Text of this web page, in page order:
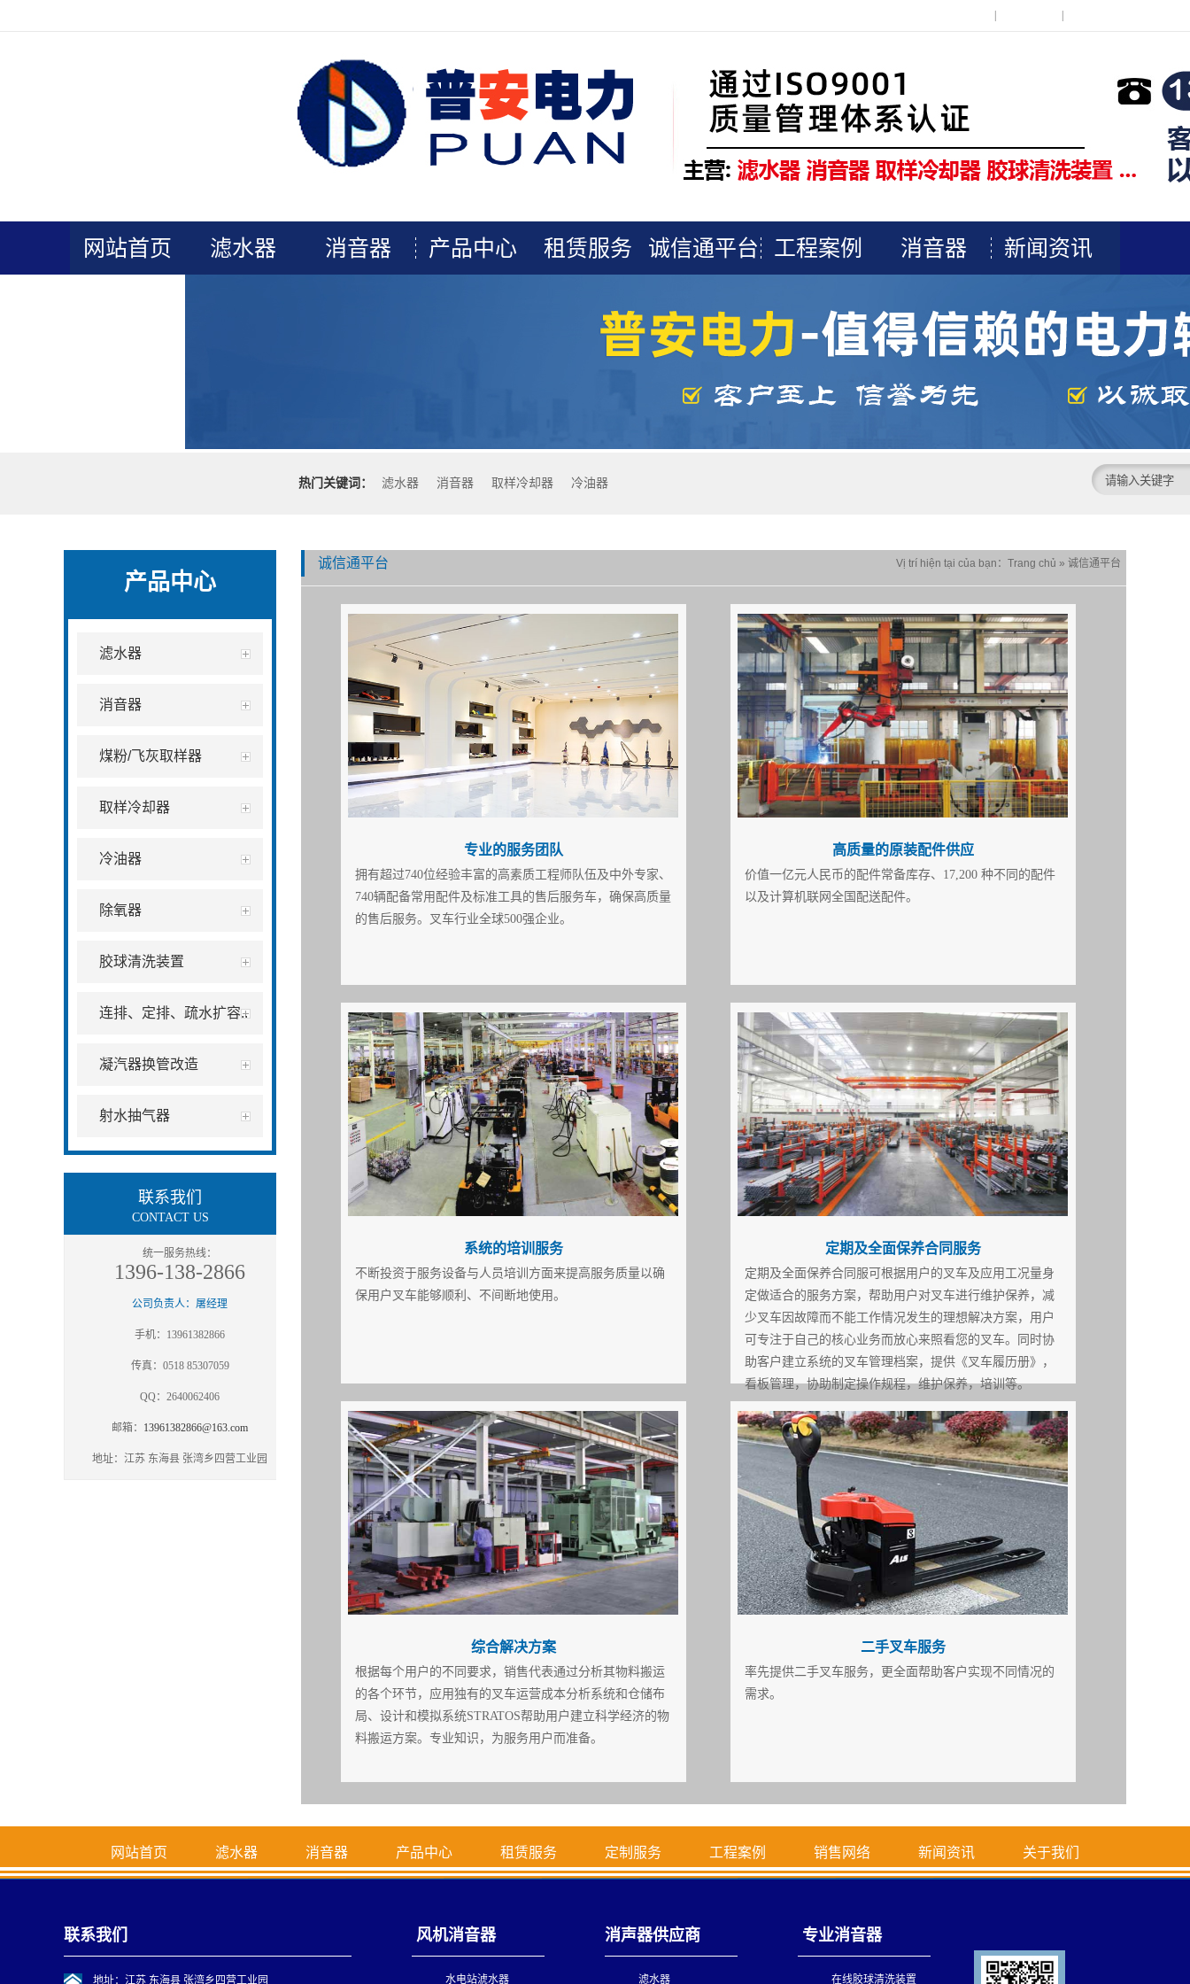
网站首页 滤水器 消音器 产品中心 租赁服务 诚信通平台 工程案例 消音器 新闻资讯
热门关键词： 滤水器 消音器 取样冷却器 冷油器
产品中心
滤水器
消音器
煤粉/飞灰取样器
取样冷却器
冷油器
除氧器
胶球清洗装置
连排、定排、疏水扩容..
凝汽器换管改造
射水抽气器
联系我们
CONTACT US
统一服务热线：
1396-138-2866
公司负责人：屠经理
手机：13961382866
传真：0518 85307059
QQ：2640062406
邮箱： 13961382866@163.com
地址：江苏 东海县 张湾乡四营工业园
诚信通平台 Vị trí hiện tại của bạn： Trang chủ » 诚信通平台
专业的服务团队
拥有超过740位经验丰富的高素质工程师队伍及中外专家、
740辆配备常用配件及标准工具的售后服务车，确保高质量
的售后服务。叉车行业全球500强企业。
高质量的原装配件供应
价值一亿元人民币的配件常备库存、17,200 种不同的配件
以及计算机联网全国配送配件。
系统的培训服务
不断投资于服务设备与人员培训方面来提高服务质量以确
保用户叉车能够顺利、不间断地使用。
定期及全面保养合同服务
定期及全面保养合同服可根据用户的叉车及应用工况量身
定做适合的服务方案，帮助用户对叉车进行维护保养，减
少叉车因故障而不能工作情况发生的理想解决方案，用户
可专注于自己的核心业务而放心来照看您的叉车。同时协
助客户建立系统的叉车管理档案，提供《叉车履历册》，
看板管理，协助制定操作规程，维护保养，培训等。
综合解决方案
根据每个用户的不同要求，销售代表通过分析其物料搬运
的各个环节，应用独有的叉车运营成本分析系统和仓储布
局、设计和模拟系统STRATOS帮助用户建立科学经济的物
料搬运方案。专业知识，为服务用户而准备。
二手叉车服务
率先提供二手叉车服务，更全面帮助客户实现不同情况的
需求。
网站首页 滤水器 消音器 产品中心 租赁服务 定制服务 工程案例 销售网络 新闻资讯 关于我们
联系我们
地址：江苏 东海县 张湾乡四营工业园
风机消音器
水电站淲水器
消声器供应商
滤水器
专业消音器
在线胶球清洗装置